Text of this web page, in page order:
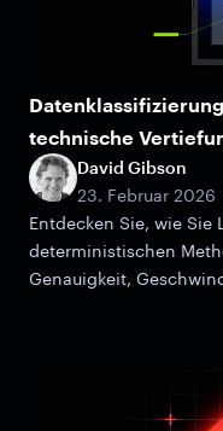
technische
David Gibson
23. Februar 2026
Entdecken Sie, wie Sie
deterministischen
Genauigkeit,